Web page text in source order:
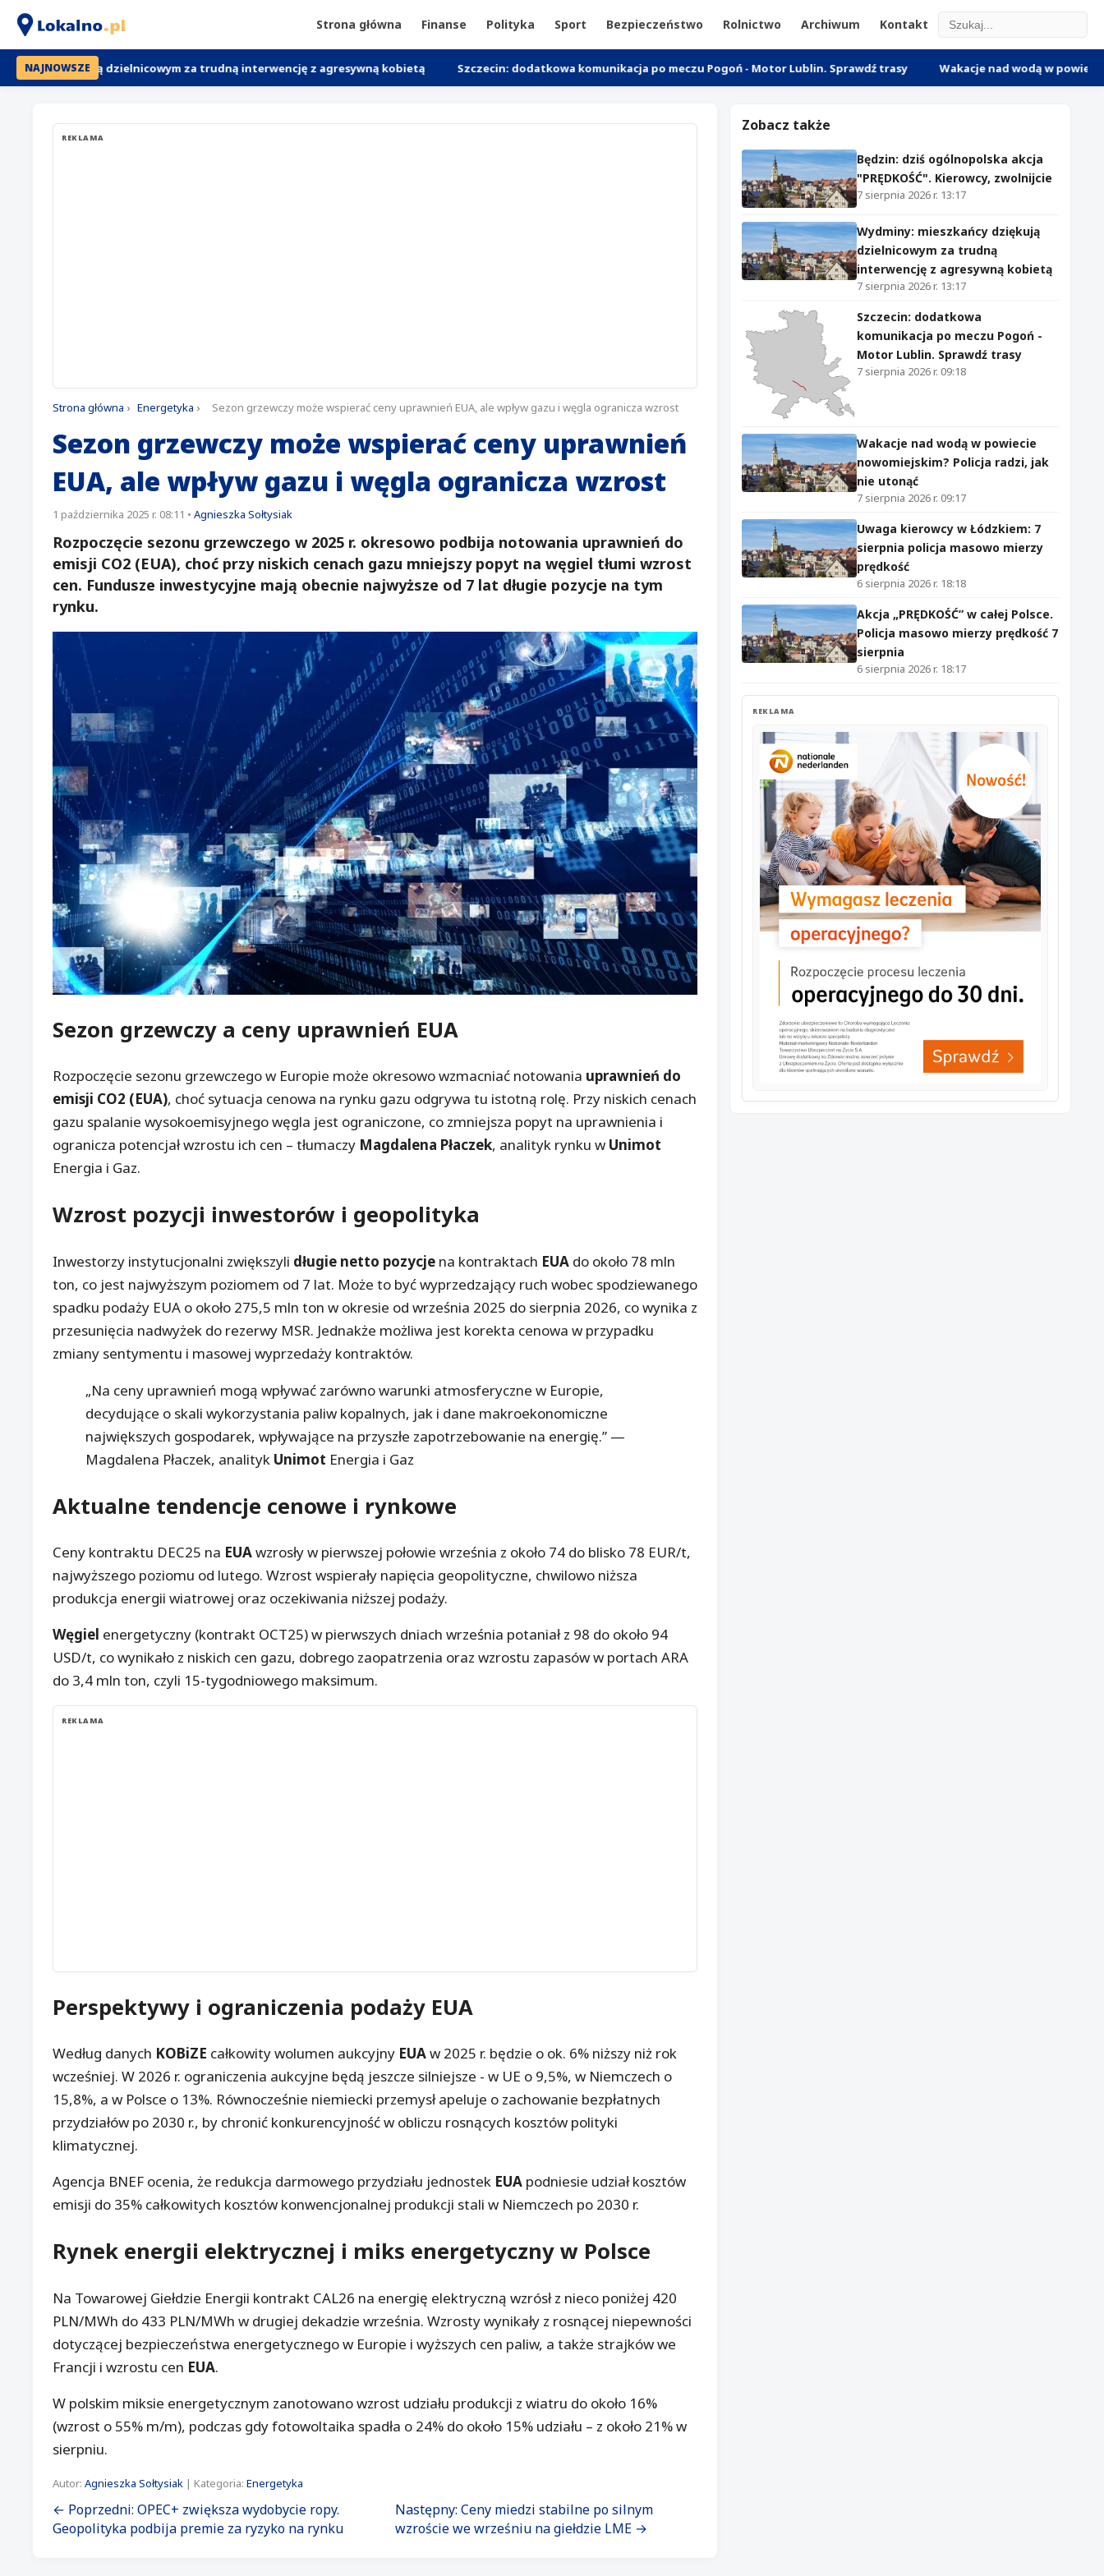
Strona główna Finanse Polityka Sport Bezpieczeństwo Rolnictwo Archiwum Kontakt
NAJNOWSZE
dzielnicowym za trudną interwencję z agresywną kobietą Szczecin: dodatkowa komunikacja po meczu Pogoń - Motor Lublin. Sprawdź trasy Wakacje nad wodą w powiecie
REKLAMA
Strona główna › Energetyka › Sezon grzewczy może wspierać ceny uprawnień EUA, ale wpływ gazu i węgla ogranicza wzrost
Sezon grzewczy może wspierać ceny uprawnień
EUA, ale wpływ gazu i węgla ogranicza wzrost
1 października 2025 r. 08:11 • Agnieszka Sołtysiak
Rozpoczęcie sezonu grzewczego w 2025 r. okresowo podbija notowania uprawnień do
emisji CO2 (EUA), choć przy niskich cenach gazu mniejszy popyt na węgiel tłumi wzrost
cen. Fundusze inwestycyjne mają obecnie najwyższe od 7 lat długie pozycje na tym
rynku.
Sezon grzewczy a ceny uprawnień EUA
Rozpoczęcie sezonu grzewczego w Europie może okresowo wzmacniać notowania uprawnień do
emisji CO2 (EUA), choć sytuacja cenowa na rynku gazu odgrywa tu istotną rolę. Przy niskich cenach
gazu spalanie wysokoemisyjnego węgla jest ograniczone, co zmniejsza popyt na uprawnienia i
ogranicza potencjał wzrostu ich cen – tłumaczy Magdalena Płaczek, analityk rynku w Unimot
Energia i Gaz.
Wzrost pozycji inwestorów i geopolityka
Inwestorzy instytucjonalni zwiększyli długie netto pozycje na kontraktach EUA do około 78 mln
ton, co jest najwyższym poziomem od 7 lat. Może to być wyprzedzający ruch wobec spodziewanego
spadku podaży EUA o około 275,5 mln ton w okresie od września 2025 do sierpnia 2026, co wynika z
przesunięcia nadwyżek do rezerwy MSR. Jednakże możliwa jest korekta cenowa w przypadku
zmiany sentymentu i masowej wyprzedaży kontraktów.
„Na ceny uprawnień mogą wpływać zarówno warunki atmosferyczne w Europie,
decydujące o skali wykorzystania paliw kopalnych, jak i dane makroekonomiczne
największych gospodarek, wpływające na przyszłe zapotrzebowanie na energię.” —
Magdalena Płaczek, analityk Unimot Energia i Gaz
Aktualne tendencje cenowe i rynkowe
Ceny kontraktu DEC25 na EUAwzrosły w pierwszej połowie września z około 74 do blisko 78 EUR/t,
najwyższego poziomu od lutego. Wzrost wspierały napięcia geopolityczne, chwilowo niższa
produkcja energii wiatrowej oraz oczekiwania niższej podaży.
Węgiel energetyczny (kontrakt OCT25) w pierwszych dniach września potaniał z 98 do około 94
USD/t, co wynikało z niskich cen gazu, dobrego zaopatrzenia oraz wzrostu zapasów w portach ARA
do 3,4 mln ton, czyli 15-tygodniowego maksimum.
REKLAMA
Perspektywy i ograniczenia podaży EUA
Według danych KOBiZE całkowity wolumen aukcyjny EUAw 2025 r. będzie o ok. 6% niższy niż rok
wcześniej. W 2026 r. ograniczenia aukcyjne będą jeszcze silniejsze - w UE o 9,5%, w Niemczech o
15,8%, a w Polsce o 13%. Równocześnie niemiecki przemysł apeluje o zachowanie bezpłatnych
przydziałów po 2030 r., by chronić konkurencyjność w obliczu rosnących kosztów polityki
klimatycznej.
Agencja BNEF ocenia, że redukcja darmowego przydziału jednostek EUA podniesie udział kosztów
emisji do 35% całkowitych kosztów konwencjonalnej produkcji stali w Niemczech po 2030 r.
Rynek energii elektrycznej i miks energetyczny w Polsce
Na Towarowej Giełdzie Energii kontrakt CAL26 na energię elektryczną wzrósł z nieco poniżej 420
PLN/MWh do 433 PLN/MWh w drugiej dekadzie września. Wzrosty wynikały z rosnącej niepewności
dotyczącej bezpieczeństwa energetycznego w Europie i wyższych cen paliw, a także strajków we
Francji i wzrostu cen EUA.
W polskim miksie energetycznym zanotowano wzrost udziału produkcji z wiatru do około 16%
(wzrost o 55% m/m), podczas gdy fotowoltaika spadła o 24% do około 15% udziału – z około 21% w
sierpniu.
Autor: Agnieszka Sołtysiak | Kategoria: Energetyka
← Poprzedni: OPEC+ zwiększa wydobycie ropy.
Geopolityka podbija premie za ryzyko na rynku
Następny: Ceny miedzi stabilne po silnym
wzroście we wrześniu na giełdzie LME →
Zobacz także
Będzin: dziś ogólnopolska akcja
"PRĘDKOŚĆ". Kierowcy, zwolnijcie
7 sierpnia 2026 r. 13:17
Wydminy: mieszkańcy dziękują
dzielnicowym za trudną
interwencję z agresywną kobietą
7 sierpnia 2026 r. 13:17
Szczecin: dodatkowa
komunikacja po meczu Pogoń -
Motor Lublin. Sprawdź trasy
7 sierpnia 2026 r. 09:18
Wakacje nad wodą w powiecie
nowomiejskim? Policja radzi, jak
nie utonąć
7 sierpnia 2026 r. 09:17
Uwaga kierowcy w Łódzkiem: 7
sierpnia policja masowo mierzy
prędkość
6 sierpnia 2026 r. 18:18
Akcja „PRĘDKOŚĆ” w całej Polsce.
Policja masowo mierzy prędkość 7
sierpnia
6 sierpnia 2026 r. 18:17
REKLAMA